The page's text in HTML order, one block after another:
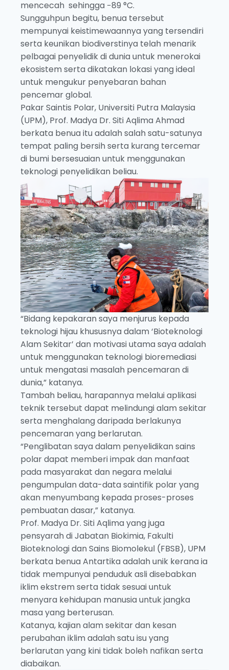
mencecah sehingga −89 °C.
Sungguhpun begitu, benua tersebut
mempunyai keistimewaannya yang tersendiri
serta keunikan biodiverstinya telah menarik
pelbagai penyelidik di dunia untuk menerokai
ekosistem serta dikatakan lokasi yang ideal
untuk mengukur penyebaran bahan
pencemar global.
Pakar Saintis Polar, Universiti Putra Malaysia
(UPM), Prof. Madya Dr. Siti Aqlima Ahmad
berkata benua itu adalah salah satu-satunya
tempat paling bersih serta kurang tercemar
di bumi bersesuaian untuk menggunakan
teknologi penyelidikan beliau.
“Bidang kepakaran saya menjurus kepada
teknologi hijau khususnya dalam ‘Bioteknologi
Alam Sekitar’ dan motivasi utama saya adalah
untuk menggunakan teknologi bioremediasi
untuk mengatasi masalah pencemaran di
dunia,” katanya.
Tambah beliau, harapannya melalui aplikasi
teknik tersebut dapat melindungi alam sekitar
serta menghalang daripada berlakunya
pencemaran yang berlarutan.
“Penglibatan saya dalam penyelidikan sains
polar dapat memberi impak dan manfaat
pada masyarakat dan negara melalui
pengumpulan data-data saintifik polar yang
akan menyumbang kepada proses-proses
pembuatan dasar,” katanya.
Prof. Madya Dr. Siti Aqlima yang juga
pensyarah di Jabatan Biokimia, Fakulti
Bioteknologi dan Sains Biomolekul (FBSB), UPM
berkata benua Antartika adalah unik kerana ia
tidak mempunyai penduduk asli disebabkan
iklim ekstrem serta tidak sesuai untuk
menyara kehidupan manusia untuk jangka
masa yang berterusan.
Katanya, kajian alam sekitar dan kesan
perubahan iklim adalah satu isu yang
berlarutan yang kini tidak boleh nafikan serta
diabaikan.